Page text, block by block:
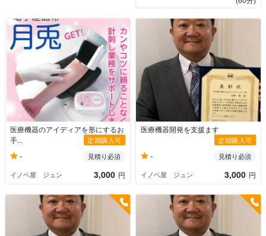
医療機器のアイディアを形にするお
手...
定期購入可
-
見積り必須
イノベ屋 ジュン
3,000 円
医療機器開発を支援ます
定期購入可
-
見積り必須
イノベ屋 ジュン
3,000 円